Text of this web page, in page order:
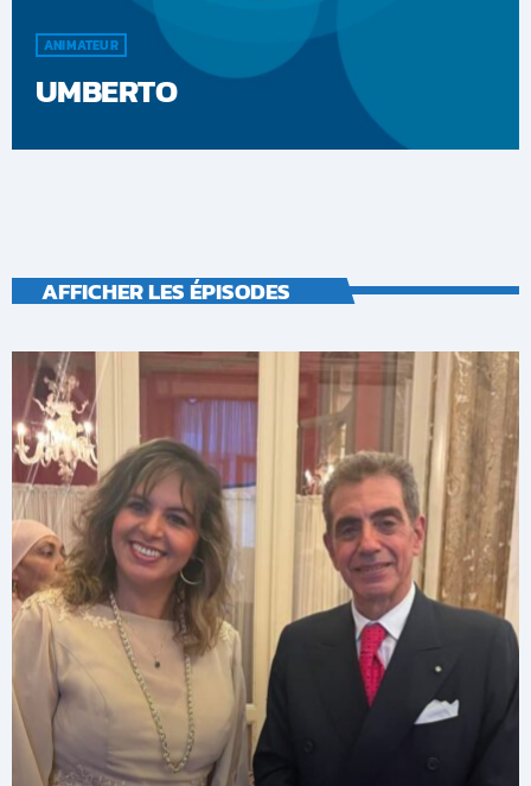
ANIMATEUR
UMBERTO
AFFICHER LES ÉPISODES